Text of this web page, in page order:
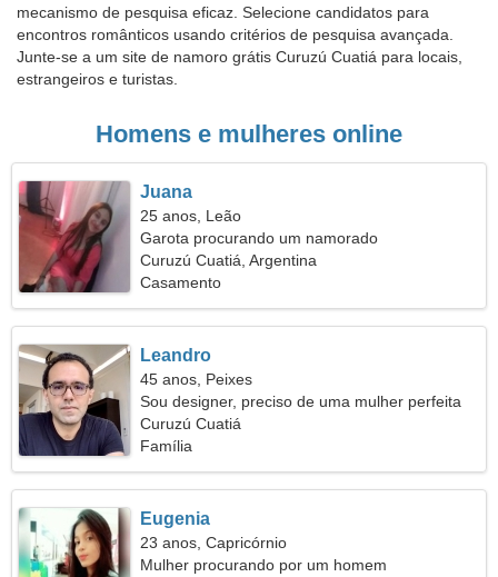
mecanismo de pesquisa eficaz. Selecione candidatos para
encontros românticos usando critérios de pesquisa avançada.
Junte-se a um site de namoro grátis Curuzú Cuatiá para locais,
estrangeiros e turistas.
Homens e mulheres online
Juana
25 anos, Leão
Garota procurando um namorado
Curuzú Cuatiá, Argentina
Casamento
Leandro
45 anos, Peixes
Sou designer, preciso de uma mulher perfeita
Curuzú Cuatiá
Família
Eugenia
23 anos, Capricórnio
Mulher procurando por um homem